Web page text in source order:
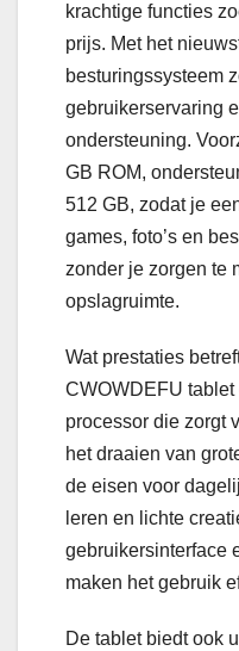
krachtige functies
prijs. Met het
besturingssysteem
gebruikerservaring
ondersteuning.
GB ROM,
512 GB, zodat je
games, foto’s en
zonder je zorgen te
opslagruimte.
Wat prestaties
CWOWDEFU
processor die zorgt
het draaien van
de eisen voor
leren en lichte
gebruikersinterface
maken het gebruik
De tablet biedt ook